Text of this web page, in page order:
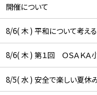
開催について
8/6( 木 ) 平和について考え
8/6( 木 ) 第１回 ＯＳＡＫＡ
8/5( 水 ) 安全で楽しい夏休み